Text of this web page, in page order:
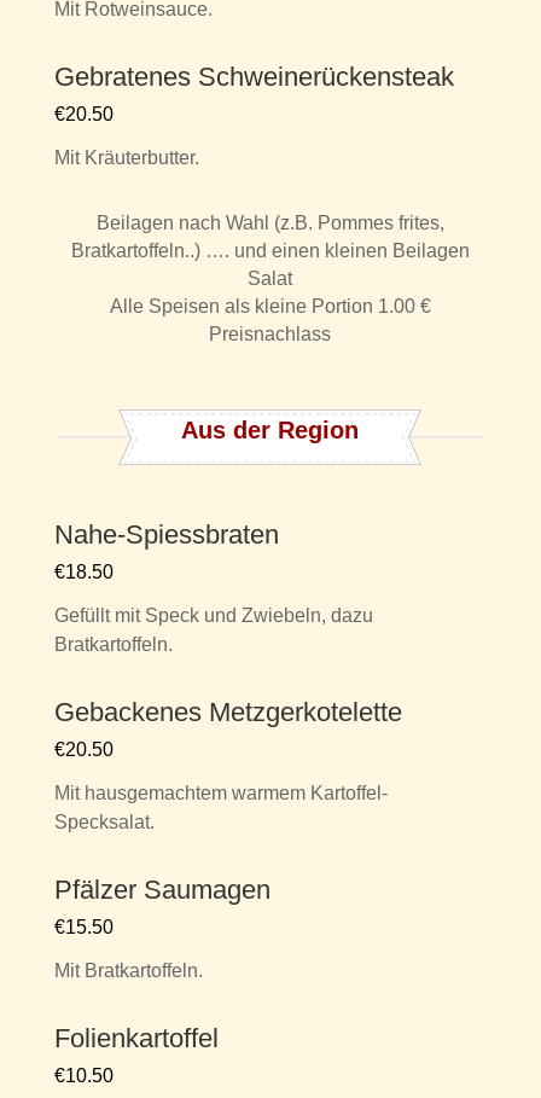
Mit Rotweinsauce.
Gebratenes Schweinerückensteak
€20.50
Mit Kräuterbutter.
Beilagen nach Wahl (z.B. Pommes frites,
Bratkartoffeln..) …. und einen kleinen Beilagen
Salat
Alle Speisen als kleine Portion 1.00 €
Preisnachlass
Aus der Region
Nahe-Spiessbraten
€18.50
Gefüllt mit Speck und Zwiebeln, dazu
Bratkartoffeln.
Gebackenes Metzgerkotelette
€20.50
Mit hausgemachtem warmem Kartoffel-
Specksalat.
Pfälzer Saumagen
€15.50
Mit Bratkartoffeln.
Folienkartoffel
€10.50